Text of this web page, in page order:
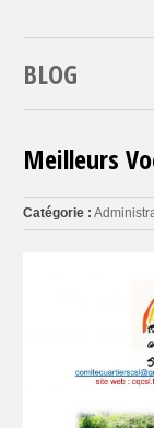
BLOG
Meilleurs
Catégorie :